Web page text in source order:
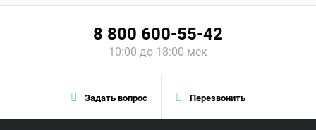
Задать вопрос Перезвонить
8 800 600-55-42
10:00 до 18:00 мск